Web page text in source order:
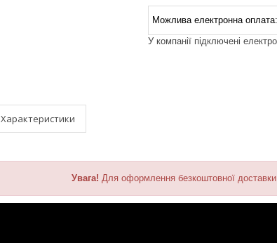
У компанії підключені
Характеристики
Увага! Для оформлення безкоштовної